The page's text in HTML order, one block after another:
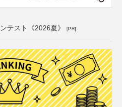
テスト《2026夏》 [PR]